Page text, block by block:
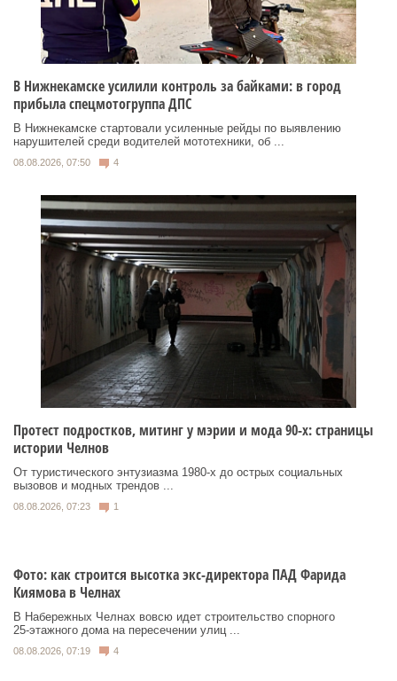
В Нижнекамске усилили контроль за байками: в город
прибыла спецмотогруппа ДПС
В Нижнекамске стартовали усиленные рейды по выявлению
нарушителей среди водителей мототехники, об ...
08.08.2026, 07:50 4
Протест подростков, митинг у мэрии и мода 90-х: страницы
истории Челнов
От туристического энтузиазма 1980‑х до острых социальных
вызовов и модных трендов ...
08.08.2026, 07:23 1
Фото: как строится высотка экс-директора ПАД Фарида
Киямова в Челнах
В Набережных Челнах вовсю идет строительство спорного
25‑этажного дома на пересечении улиц ...
08.08.2026, 07:19 4